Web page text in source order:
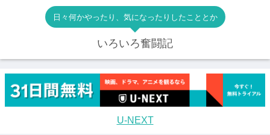
日々何かやったり、気になったりしたこととか
いろいろ奮闘記
U-NEXT